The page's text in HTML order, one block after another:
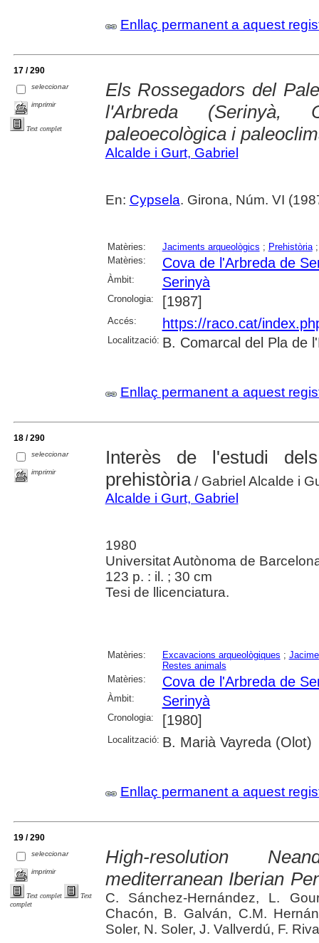
Enllaç permanent a aquest
17 / 290
seleccionar
imprimir
Text complet
Els Rossegadors del
l'Arbreda (Serinyà,
paleoecològica i
Alcalde i Gurt, Gabriel
En: Cypsela. Girona, Núm. VI
Matèries: Jaciments arqueològics ; Prehistòria
Matèries:
Cova de l'Arbreda de
Àmbit: Serinyà
Cronologia: [1987]
Accés: https://raco.cat/
Localització: B. Comarcal del Pla de
Enllaç permanent a aquest
18 / 290
seleccionar
imprimir
Interès de l'estudi
prehistòria/ Gabriel Alcalde i
Alcalde i Gurt, Gabriel
1980
Universitat Autònoma de
123 p. : il. ; 30 cm
Tesi de llicenciatura.
Matèries: Excavacions arqueològiques ;
Restes animals
Matèries:
Cova de l'Arbreda de
Àmbit: Serinyà
Cronologia: [1980]
Localització: B. Marià Vayreda (Olot)
Enllaç permanent a aquest
19 / 290
seleccionar
imprimir
Text complet
Text
complet
High-resolution
mediterranean Iberian
C. Sánchez-Hernández, L.
Chacón, B. Galván, C.M.
Soler, N. Soler, J. Vallverdú, F.